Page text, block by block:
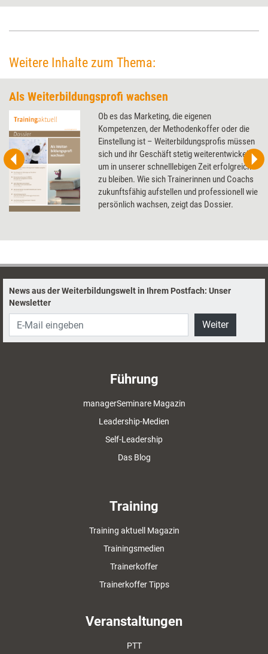
Weitere Inhalte zum Thema:
Als Weiterbildungsprofi wachsen
Ob es das Marketing, die eigenen
Kompetenzen, der Methodenkoffer oder die
Einstellung ist – Weiterbildungsprofis müssen
sich und ihr Geschäft stetig weiterentwickeln,
um in unserer schnelllebigen Zeit erfolgreich
zu bleiben. Wie sich Trainerinnen und Coachs
zukunftsfähig aufstellen und professionell wie
persönlich wachsen, zeigt das Dossier.
News aus der Weiterbildungswelt in Ihrem Postfach: Unser
Newsletter
Weiter
Führung
managerSeminare Magazin
Leadership-Medien
Self-Leadership
Das Blog
Training
Training aktuell Magazin
Trainingsmedien
Trainerkoffer
Trainerkoffer Tipps
Veranstaltungen
PTT